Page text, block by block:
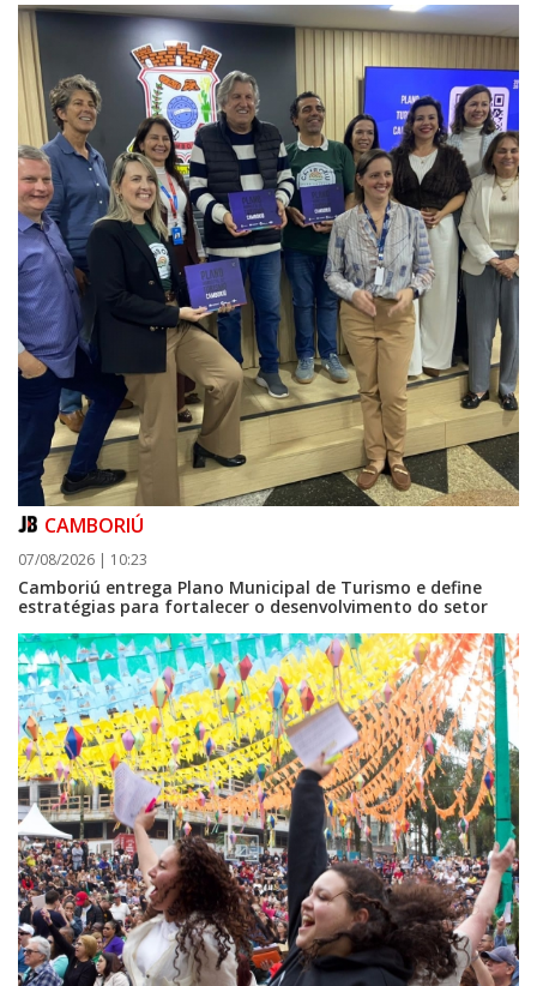
08/08/2026 | 07:00
Teatro Bruno Nitz terá concerto “Rock ao Piano” neste sábado
BALNEÁRIO CAMBORIÚ
08/08/2026 | 07:00
Setor judicial de medicamentos de BC estará fechado nos dias 10 e 11 de
agosto para realização de inventário
CAMBORIÚ
07/08/2026 | 10:23
Camboriú entrega Plano Municipal de Turismo e define
estratégias para fortalecer o desenvolvimento do setor